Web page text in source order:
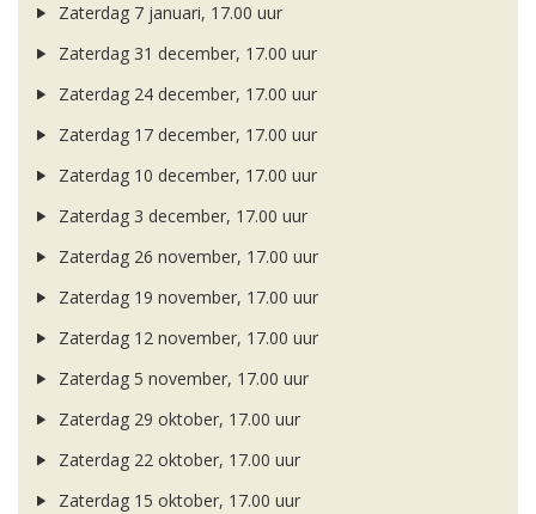
Zaterdag 7 januari, 17.00 uur
Zaterdag 31 december, 17.00 uur
Zaterdag 24 december, 17.00 uur
Zaterdag 17 december, 17.00 uur
Zaterdag 10 december, 17.00 uur
Zaterdag 3 december, 17.00 uur
Zaterdag 26 november, 17.00 uur
Zaterdag 19 november, 17.00 uur
Zaterdag 12 november, 17.00 uur
Zaterdag 5 november, 17.00 uur
Zaterdag 29 oktober, 17.00 uur
Zaterdag 22 oktober, 17.00 uur
Zaterdag 15 oktober, 17.00 uur